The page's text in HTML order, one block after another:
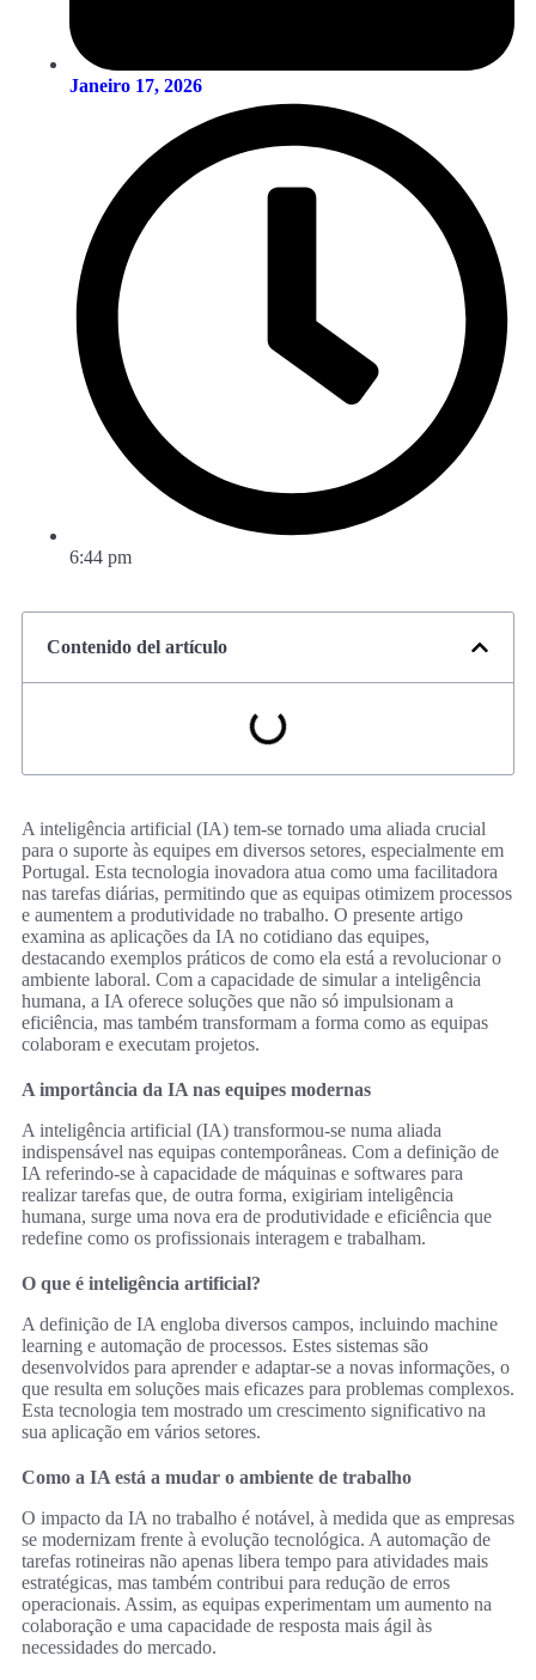
Janeiro 17, 2026
6:44 pm
Contenido del artículo
A inteligência artificial (IA) tem-se tornado uma aliada crucial
para o suporte às equipes em diversos setores, especialmente em
Portugal. Esta tecnologia inovadora atua como uma facilitadora
nas tarefas diárias, permitindo que as equipas otimizem processos
e aumentem a produtividade no trabalho. O presente artigo
examina as aplicações da IA no cotidiano das equipes,
destacando exemplos práticos de como ela está a revolucionar o
ambiente laboral. Com a capacidade de simular a inteligência
humana, a IA oferece soluções que não só impulsionam a
eficiência, mas também transformam a forma como as equipas
colaboram e executam projetos.
A importância da IA nas equipes modernas
A inteligência artificial (IA) transformou-se numa aliada
indispensável nas equipas contemporâneas. Com a definição de
IA referindo-se à capacidade de máquinas e softwares para
realizar tarefas que, de outra forma, exigiriam inteligência
humana, surge uma nova era de produtividade e eficiência que
redefine como os profissionais interagem e trabalham.
O que é inteligência artificial?
A definição de IA engloba diversos campos, incluindo machine
learning e automação de processos. Estes sistemas são
desenvolvidos para aprender e adaptar-se a novas informações, o
que resulta em soluções mais eficazes para problemas complexos.
Esta tecnologia tem mostrado um crescimento significativo na
sua aplicação em vários setores.
Como a IA está a mudar o ambiente de trabalho
O impacto da IA no trabalho é notável, à medida que as empresas
se modernizam frente à evolução tecnológica. A automação de
tarefas rotineiras não apenas libera tempo para atividades mais
estratégicas, mas também contribui para redução de erros
operacionais. Assim, as equipas experimentam um aumento na
colaboração e uma capacidade de resposta mais ágil às
necessidades do mercado.